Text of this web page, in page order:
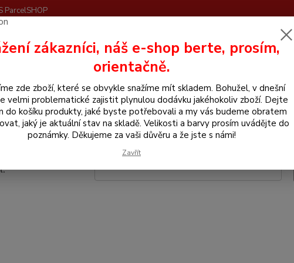
ParcelSHOP
Hledat Nevíte si
+420 605
heslo
máte vytvořený účet, ale zapomněli jste své heslo, zadejte svou e-
na ni e-mail s odkazem pro nastavení nového hesla.
zákazníci, náš e-shop berte, prosím,
orientačně.
zde zboží, které se obvykle snažíme mít skladem. Bohužel, v dnešní
velmi problematické zajistit plynulou dodávku jakéhokoliv zboží. Dejte
do košíku produkty, jaké byste potřebovali a my vás budeme obratem
jaký je aktuální stav na skladě. Velikosti a barvy prosím uvádějte do
poznámky. Děkujeme za vaši důvěru a že jste s námi!
Zavřít